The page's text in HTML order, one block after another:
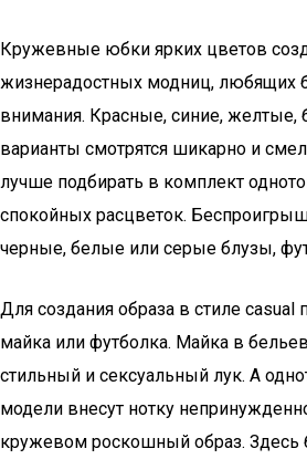
Кружевные юбки ярких цветов
жизнерадостных модниц, любящих
внимания. Красные, синие,
варианты смотрятся шикарно и
лучше подбирать в комплект
спокойных расцветок.
черные, белые или серые блузы,
Для создания образа в стиле casual
майка или футболка. Майка в
стильный и сексуальный лук. А
модели внесут нотку
кружевом роскошный образ. Здесь